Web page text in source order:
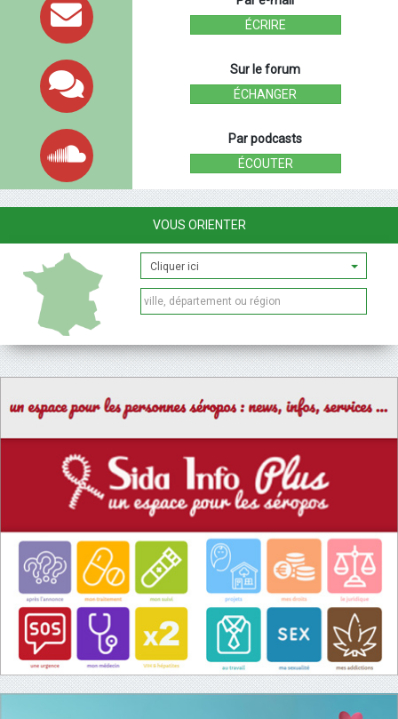
ÉCRIRE
Sur le forum
ÉCHANGER
Par podcasts
ÉCOUTER
VOUS ORIENTER